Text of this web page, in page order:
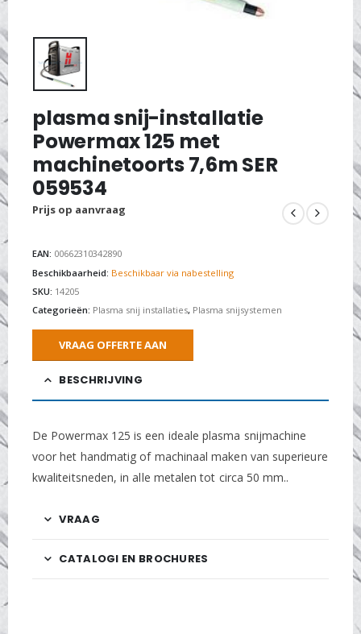
plasma snij-installatie
Powermax 125 met
machinetoorts 7,6m SER
059534
Prijs op aanvraag
EAN: 00662310342890
Beschikbaarheid: Beschikbaar via nabestelling
SKU: 14205
Categorieën: Plasma snij installaties, Plasma snijsystemen
VRAAG OFFERTE AAN
BESCHRIJVING
De Powermax 125 is een ideale plasma snijmachine
voor het handmatig of machinaal maken van superieure
kwaliteitsneden, in alle metalen tot circa 50 mm..
VRAAG
CATALOGI EN BROCHURES